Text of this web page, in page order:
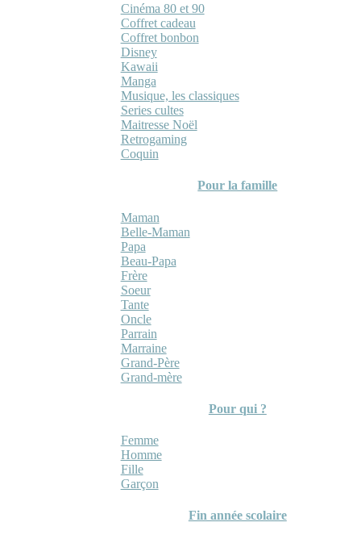
Cinéma 80 et 90
Coffret cadeau
Coffret bonbon
Disney
Kawaii
Manga
Musique, les classiques
Series cultes
Maitresse Noël
Retrogaming
Coquin
Pour la famille
Maman
Belle-Maman
Papa
Beau-Papa
Frère
Soeur
Tante
Oncle
Parrain
Marraine
Grand-Père
Grand-mère
Pour qui ?
Femme
Homme
Fille
Garçon
Fin année scolaire